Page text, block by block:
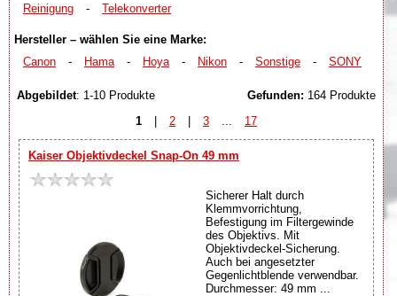
Reinigung
- Telekonverter
Hersteller – wählen Sie eine Marke:
Canon
- Hama - Hoya - Nikon - Sonstige - SONY
Abgebildet: 1-10 Produkte Gefunden: 164 Produkte
1
| 2 | 3 17
Kaiser Objektivdeckel Snap-On 49 mm
Sicherer Halt durch
Klemmvorrichtung,
Befestigung im Filtergewinde
des Objektivs. Mit
Objektivdeckel-Sicherung.
Auch bei angesetzter
Gegenlichtblende verwendbar.
Durchmesser: 49 mm ...